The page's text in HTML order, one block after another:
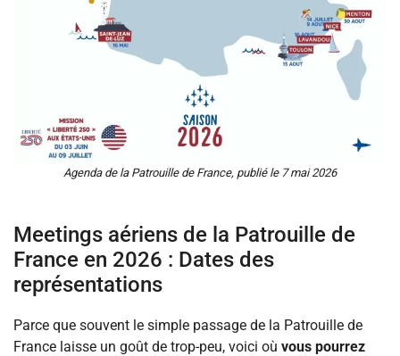
Agenda de la Patrouille de France, publié le 7 mai 2026
Meetings aériens de la Patrouille de
France en 2026 : Dates des
représentations
Parce que souvent le simple passage de la Patrouille de
France laisse un goût de trop-peu, voici où vous pourrez